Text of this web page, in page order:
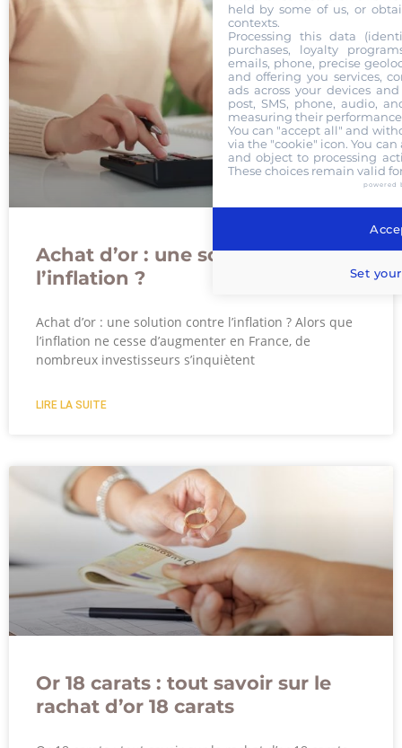
Achat d’or : une solution contre
l’inflation ?
Achat d’or : une solution contre l’inflation ? Alors que
l’inflation ne cesse d’augmenter en France, de
nombreux investisseurs s’inquiètent
LIRE LA SUITE
Or 18 carats : tout savoir sur le
rachat d’or 18 carats
held by some of us, or
contexts.
Processing this data
purchases, loyalty
emails, phone, precise
and offering you services,
ads across your devices
post, SMS, phone, audio,
measuring their
You can "accept all" and
via the "cookie" icon. You
and object to processing
These choices remain valid
powered
Set